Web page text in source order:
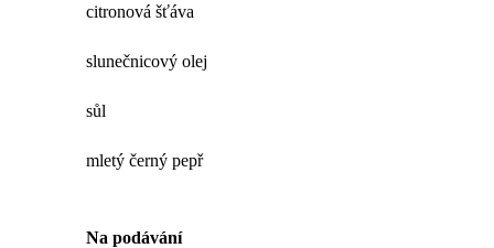
citronová šťáva
slunečnicový olej
sůl
mletý černý pepř
Na podávání